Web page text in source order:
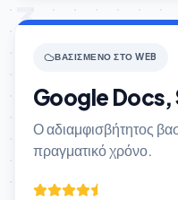
3
ΒΑΣΙΣΜΈΝΟ ΣΤΟ WEB
Google Docs,
Ο αδιαμφισβήτητος
πραγματικό χρόνο.